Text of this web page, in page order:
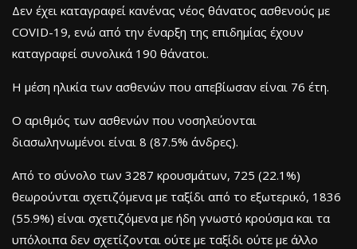
Δεν έχει καταγραφεί κανένας νέος θάνατος ασθενούς με
COVID-19, ενώ από την έναρξη της επιδημίας έχουν
καταγραφεί συνολικά 190 θάνατοι.
Η μέση ηλικία των ασθενών που απεβίωσαν είναι 76 έτη.
Ο αριθμός των ασθενών που νοσηλεύονται
διασωληνωμένοι είναι 8 (87.5% άνδρες).
Από το σύνολο των 3287 κρουσμάτων, 725 (22.1%)
θεωρούνται σχετιζόμενα με ταξίδι από το εξωτερικό, 1836
(55.9%) είναι σχετιζόμενα με ήδη γνωστό κρούσμα και τα
υπόλοιπα δεν σχετίζονται ούτε με ταξίδι ούτε με άλλο